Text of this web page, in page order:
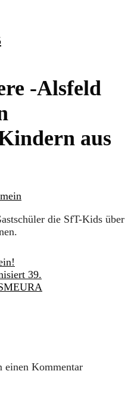
-Alsfeld
aus
die SfT-Kids über
39.
einen Kommentar